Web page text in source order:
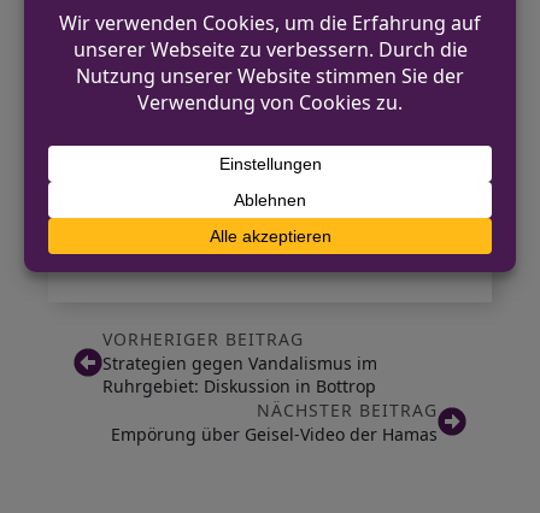
mit der Jüdischen Gemeinde und dem
Kreis der Düsseldorfer Muslime.
Die Diskussion über die Aufnahme von
Kindern aus Krisengebieten wird auch in
der breiteren Öffentlichkeit verfolgt, da
viele Städte dazu bereit sind,
humanitäre Hilfe zu leisten.
dpa, Stadt Düsseldorf
VORHERIGER BEITRAG
Strategien gegen Vandalismus im
Ruhrgebiet: Diskussion in Bottrop
NÄCHSTER BEITRAG
Empörung über Geisel-Video der Hamas